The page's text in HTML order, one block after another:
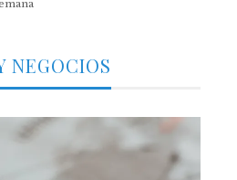
NEGOCIOS